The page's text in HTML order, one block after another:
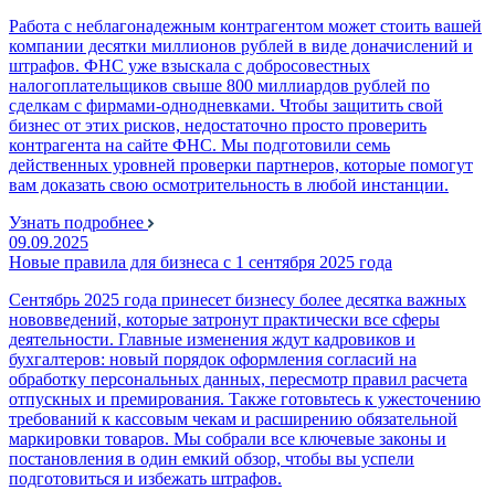
Работа с неблагонадежным контрагентом может стоить вашей
компании десятки миллионов рублей в виде доначислений и
штрафов. ФНС уже взыскала с добросовестных
налогоплательщиков свыше 800 миллиардов рублей по
сделкам с фирмами-однодневками. Чтобы защитить свой
бизнес от этих рисков, недостаточно просто проверить
контрагента на сайте ФНС. Мы подготовили семь
действенных уровней проверки партнеров, которые помогут
вам доказать свою осмотрительность в любой инстанции.
Узнать подробнее
09.09.2025
Новые правила для бизнеса с 1 сентября 2025 года
Сентябрь 2025 года принесет бизнесу более десятка важных
нововведений, которые затронут практически все сферы
деятельности. Главные изменения ждут кадровиков и
бухгалтеров: новый порядок оформления согласий на
обработку персональных данных, пересмотр правил расчета
отпускных и премирования. Также готовьтесь к ужесточению
требований к кассовым чекам и расширению обязательной
маркировки товаров. Мы собрали все ключевые законы и
постановления в один емкий обзор, чтобы вы успели
подготовиться и избежать штрафов.